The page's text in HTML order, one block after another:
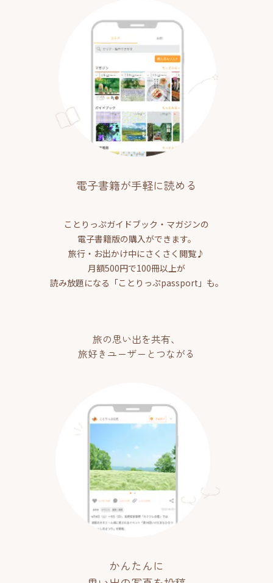
電子書籍が手軽に読める
ことりっぷガイドブック・マガジンの
電子書籍版の購入ができます。
旅行・お出かけ中にさくさく閲覧♪
月額500円で100冊以上が
読み放題になる「ことりっぷpassport」も。
旅の思い出を共有、
旅好きユーザーとつながる
かんたんに